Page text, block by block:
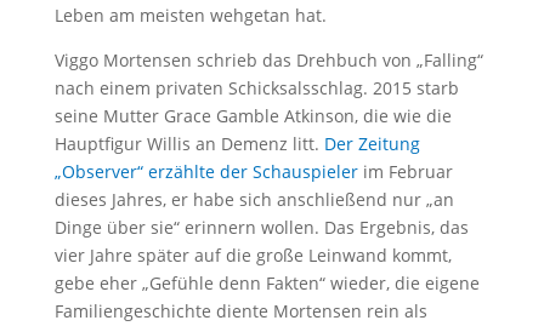
Leben am meisten wehgetan hat.
Viggo Mortensen schrieb das Drehbuch von „Falling“
nach einem privaten Schicksalsschlag. 2015 starb
seine Mutter Grace Gamble Atkinson, die wie die
Hauptfigur Willis an Demenz litt. Der Zeitung
„Observer“ erzählte der Schauspielerim Februar
dieses Jahres, er habe sich anschließend nur „an
Dinge über sie“ erinnern wollen. Das Ergebnis, das
vier Jahre später auf die große Leinwand kommt,
gebe eher „Gefühle denn Fakten“ wieder, die eigene
Familiengeschichte diente Mortensen rein als